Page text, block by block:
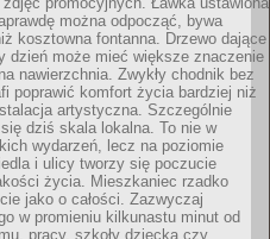
można odpocząć, bywa
kosztowna fontanna. Drzewo dające
dzień może mieć większe znaczenie
nawierzchnia. Zwykły chodnik bez
poprawić komfort życia bardziej niż
artystyczna. Szczególnie
dziś skala lokalna. To nie w
wydarzeń, lecz na poziomie
i ulicy tworzy się poczucie
życia. Mieszkaniec rzadko
jako o całości. Zazwyczaj
w promieniu kilkunastu minut od
pracy, szkoły dziecka czy